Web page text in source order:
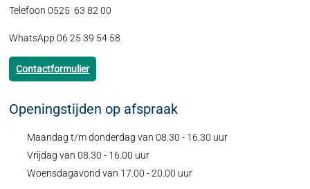
Telefoon 0525 63 82 00
WhatsApp 06 25 39 54 58
Contactformulier
Openingstijden op afspraak
Maandag t/m donderdag van 08.30 - 16.30 uur
Vrijdag van 08.30 - 16.00 uur
Woensdagavond van 17.00 - 20.00 uur